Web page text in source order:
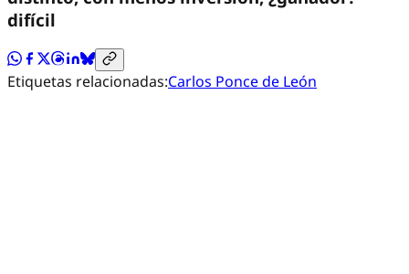
difícil
Etiquetas relacionadas:Carlos Ponce de León